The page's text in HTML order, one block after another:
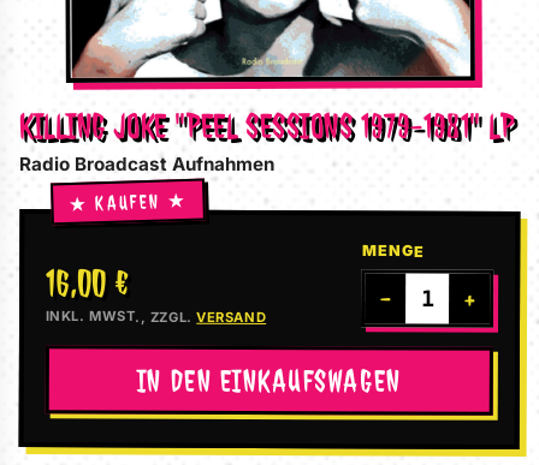
KILLING JOKE "PEEL SESSIONS 1979-1981" LP
Radio Broadcast Aufnahmen
16,00 €
INKL. MWST., ZZGL.VERSAND
MENGE
− +
IN DEN EINKAUFSWAGEN